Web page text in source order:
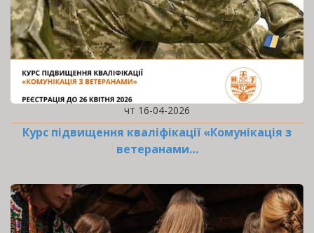
чт 16-04-2026
Курс підвищення кваліфікації «Комунікація з
ветеранами…